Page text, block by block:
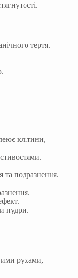
тертя.
клітини,
та подразнення.
пудри.
рухами,